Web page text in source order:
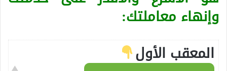
وإنهاء معاملتك:
المعقب الأول